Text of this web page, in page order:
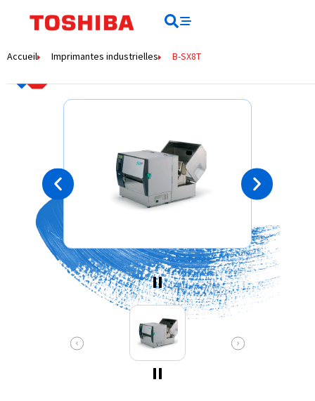
principal
Accueil Imprimantes industrielles B-SX8T